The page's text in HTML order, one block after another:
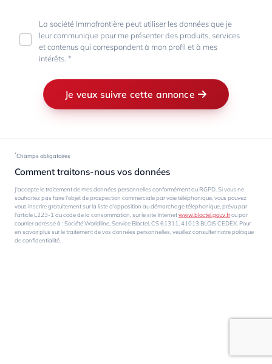
La société Immofrontière peut utiliser les données que je
leur communique pour me présenter des produits, services
et contenus qui correspondent à mon profil et à mes
intérêts. *
Je veux suivre cette annonce
*Champs obligatoires
Comment traitons-nous vos données
J'accepte le traitement de mes données personnelles conformément au RGPD. Si vous ne
souhaitez pas faire l'objet de prospection commerciale par voie téléphonique, vous pouvez
vous inscrire gratuitement sur la liste d'opposition au démarchage téléphonique, prévu par
l'article L223-1 du code de la consommation, sur le site Internetwww.bloctel.gouv.frou par
courrier adressé à : Société Worldline, Service Bloctel, CS 61311, 41013 BLOIS CEDEX. Pour
en savoir plus sur le traitement de vos données personnelles, veuillez consulter notre politique
de confidentialité.